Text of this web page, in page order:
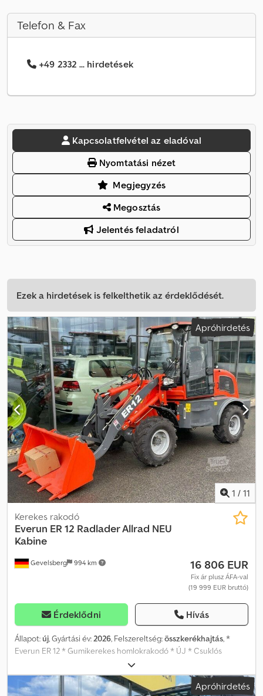
Telefon & Fax
+49 2332 ... hirdetések
Kapcsolatfelvétel az eladóval
Nyomtatási nézet
Megjegyzés
Megosztás
Jelentés feladatról
Ezek a hirdetések is felkelthetik az érdeklődését.
Apróhirdetés
1 / 11
Gevelsberg 994 km
Kerekes rakodó
Everun ER 12 Radlader Allrad NEU
Kabine
16 806 EUR
Fix ár plusz ÁFA-val
(19 999 EUR bruttó)
Érdeklődni Hívás
Állapot:új, Gyártási év: 2026, Felszereltség:összkerékhajtás, *
Everun ER 12 * Gumikerekes homlokrakodó * ÚJ * Csuklós
kormányzás * Fülke * Gyártási év: 2026 * Saját tömeg: 3300 kg *
Emelőkapacitás: 1200 kg - 1300 kg * Teljes méret: 5049 mm x 1720
mm x 2530 mm * Emelési magasság: 3837 mm * KiborításiApróhirdetés